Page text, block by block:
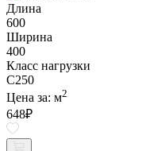
Длина
600
Ширина
400
Класс нагрузки
C250
Цена за: м2
648₽